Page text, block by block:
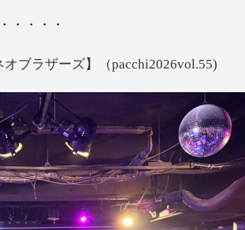
・・・・
ブラザーズ】（pacchi2026vol.55)